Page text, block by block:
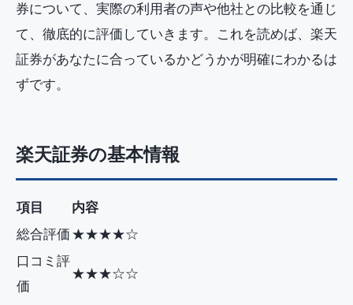
券について、実際の利用者の声や他社との比較を通じ
て、徹底的に評価していきます。これを読めば、楽天
証券があなたに合っているかどうかが明確にわかるは
ずです。
楽天証券の基本情報
項目
内容
総合評価 ★★★★☆
口コミ評
価
★★★☆☆